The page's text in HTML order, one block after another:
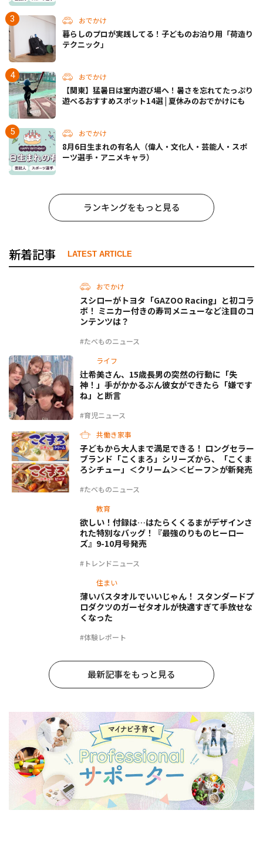
おでかけ
暮らしのプロが実践してる！子どものお泊り用「荷造り
テクニック」
おでかけ
【関東】猛暑日は室内遊び場へ！暑さを忘れてたっぷり
遊べるおすすめスポット14選 | 夏休みのおでかけにも
おでかけ
8月6日生まれの有名人（偉人・文化人・芸能人・スポ
ーツ選手・アニメキャラ）
ランキングをもっと見る
新着記事 LATEST ARTICLE
おでかけ
#たべものニュース
スシローがトヨタ「GAZOO Racing」と初コラ
ボ！ ミニカー付きの寿司メニューなど注目のコ
ンテンツは？
ライフ
#育児ニュース
辻希美さん、15歳長男の突然の行動に「失
神！」手がかかるぶん彼女ができたら「嫌です
ね」と断言
共働き家事
#たべものニュース
子どもから大人まで満足できる！ ロングセラー
ブランド「こくまろ」シリーズから、「こくま
ろシチュー」＜クリーム＞＜ビーフ＞が新発売
教育
#トレンドニュース
欲しい！付録は…はたらくくるまがデザインさ
れた特別なバッグ！『最強のりものヒーロー
ズ』9-10月号発売
住まい
#体験レポート
薄いバスタオルでいいじゃん！ スタンダードプ
ロダクツのガーゼタオルが快適すぎて手放せな
くなった
最新記事をもっと見る